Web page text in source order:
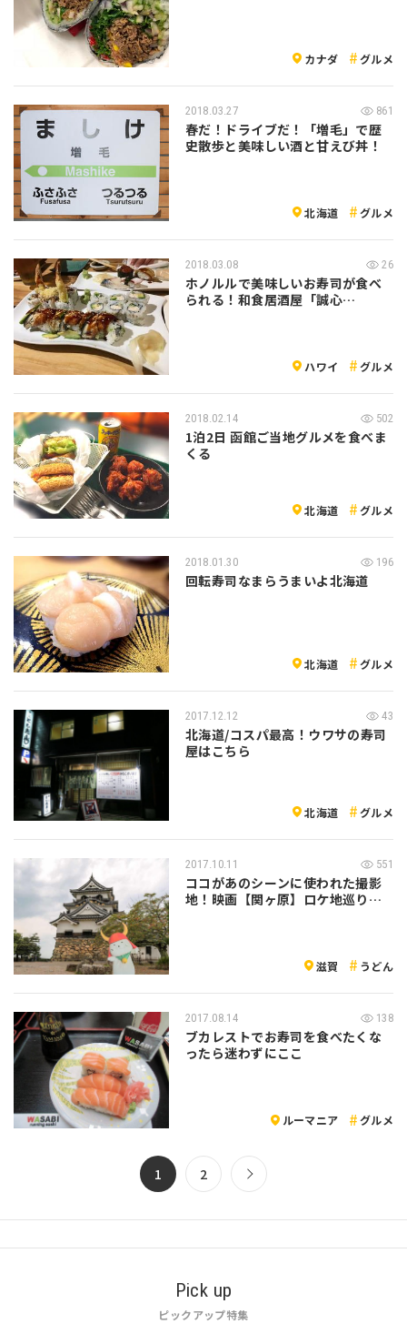
カナダ グルメ
2018.03.27 861
春だ！ドライブだ！「増毛」で歴
史散歩と美味しい酒と甘えび丼！
北海道 グルメ
2018.03.08 26
ホノルルで美味しいお寿司が食べ
られる！和食居酒屋「誠心
ハワイ グルメ
2018.02.14 502
1泊2日 函館ご当地グルメを食べま
くる
北海道 グルメ
2018.01.30 196
回転寿司なまらうまいよ北海道
北海道 グルメ
2017.12.12 43
北海道/コスパ最高！ウワサの寿司
屋はこちら
北海道 グルメ
2017.10.11 551
ココがあのシーンに使われた撮影
地！映画【関ヶ原】ロケ地巡り
滋賀 うどん
2017.08.14 138
ブカレストでお寿司を食べたくな
ったら迷わずにここ
ルーマニア グルメ
1 2
Pick up
ピックアップ特集